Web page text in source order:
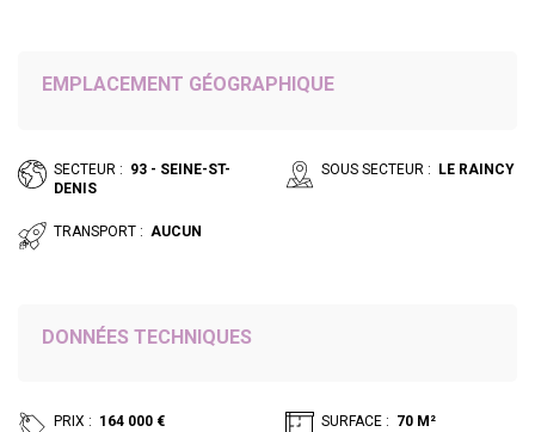
EMPLACEMENT GÉOGRAPHIQUE
SECTEUR : 93 - SEINE-ST-
DENIS
SOUS SECTEUR : LE RAINCY
TRANSPORT : AUCUN
DONNÉES TECHNIQUES
PRIX : 164 000 € SURFACE : 70 M²